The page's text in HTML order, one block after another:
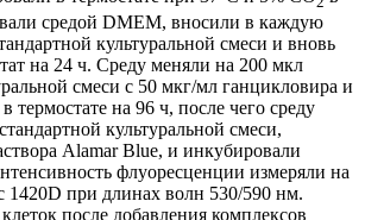
средой DMEM, вносили в каждую
культуральной смеси и вновь
на 24 ч. Среду меняли на 200 мкл
смеси с 50 мкг/мл ганцикловира и
термостате на 96 ч, после чего среду
культуральной смеси,
Alamar Blue, и инкубировали
флуоресценции измеряли на
1420D при длинах волн 530/590 нм.
после добавления комплексов